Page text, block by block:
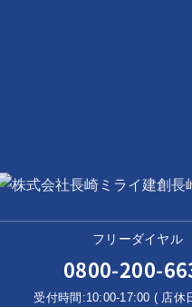
フリーダイヤル
0800-200-
受付時間:10:00-17:00 ( 店休